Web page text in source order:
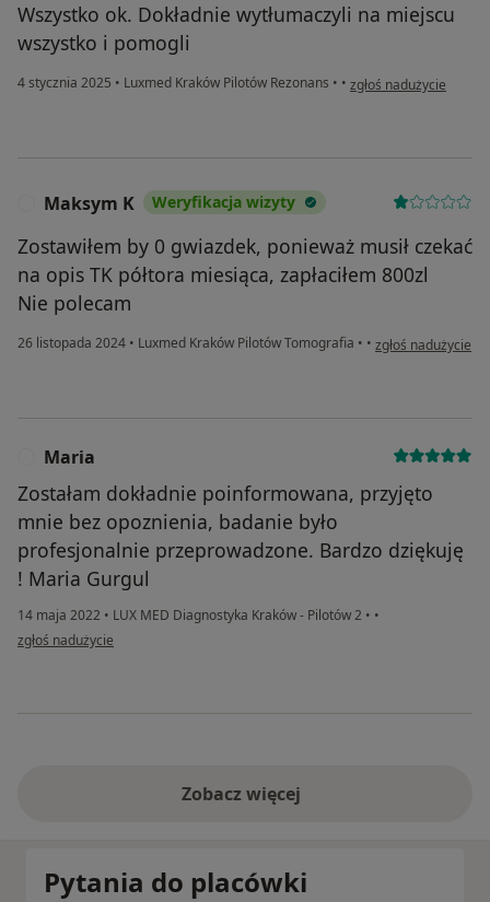
Wszystko ok. Dokładnie wytłumaczyli na miejscu
wszystko i pomogli
4 stycznia 2025 • Luxmed Kraków Pilotów Rezonans • • w opinii użytkownika
zgłoś nadużycie
Maksym K Weryfikacja wizyty
Zostawiłem by 0 gwiazdek, ponieważ musił czekać
na opis TK półtora miesiąca, zapłaciłem 800zl
Nie polecam
26 listopada 2024 • Luxmed Kraków Pilotów Tomografia • • w opinii
zgłoś nadużycie
Maria
Zostałam dokładnie poinformowana, przyjęto
mnie bez opoznienia, badanie było
profesjonalnie przeprowadzone. Bardzo dziękuję
! Maria Gurgul
14 maja 2022 • LUX MED Diagnostyka Kraków - Pilotów 2 • •
w opinii użytkownika Maria
zgłoś nadużycie
Zobacz więcej
Pytania do placówki